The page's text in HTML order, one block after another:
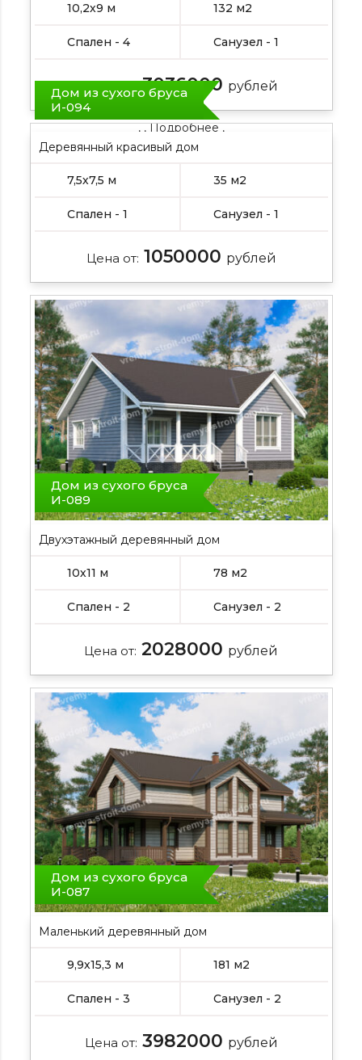
10,2х9 м 132 м2
Спален - 4 Санузел - 1
3036000 рублей
, , Подробнее ,
Дом из сухого бруса
И-094
Деревянный красивый дом
7,5х7,5 м 35 м2
Спален - 1 Санузел - 1
Цена от: 1050000 рублей
, Подробнее , ,
Дом из сухого бруса
И-089
Двухэтажный деревянный дом
10х11 м 78 м2
Спален - 2 Санузел - 2
Цена от: 2028000 рублей
Подробнее , , , Подробнее
Дом из сухого бруса
И-087
Маленький деревянный дом
9,9х15,3 м 181 м2
Спален - 3 Санузел - 2
Цена от: 3982000 рублей
, , Подробнее